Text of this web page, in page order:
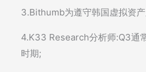
3.Bithumb为遵守韩国虚拟资
4.K33 Research分析师:Q3通
时期;